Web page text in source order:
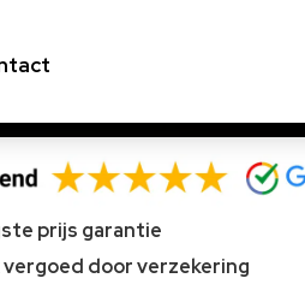
prijs garantie
vergoed door verzekering